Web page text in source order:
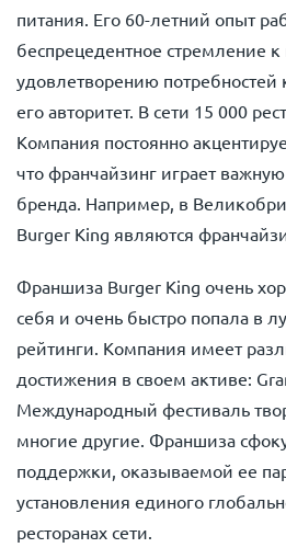
питания. Его 60-летний опыт
беспрецедентное стремление к
удовлетворению
его авторитет. В сети 15 000
Компания постоянно
что франчайзинг играет
бренда. Например, в
Burger King являются
Франшиза Burger King очень
себя и очень быстро попала в
рейтинги. Компания имеет
достижения в своем активе:
Международный фестиваль
многие другие. Франшиза
поддержки, оказываемой ее
установления единого
ресторанах сети.